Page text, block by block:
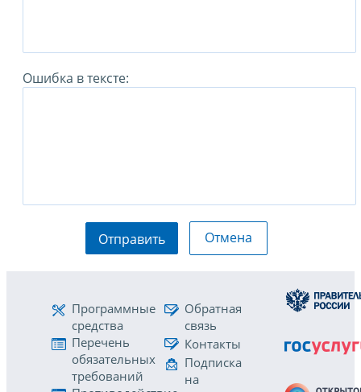
Ошибка в тексте:
Отправить Отмена
Программные
средства
Перечень
обязательных
требований
Обратная
связь
Контакты
Подписка
на